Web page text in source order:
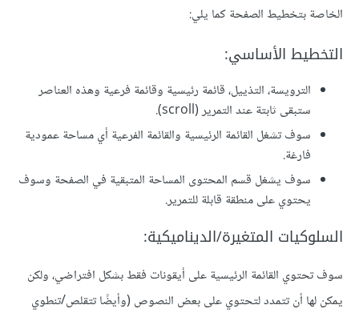
الخاصة بتخطيط الصفحة كما يلي:
التخطيط الأساسي:
الترويسة، التذييل، قائمة رئيسية وقائمة فرعية وهذه العناصر
ستبقى ثابتة عند التمرير (scroll).
سوف تشغل القائمة الرئيسية والقائمة الفرعية أي مساحة عمودية
فارغة.
سوف يشغل قسم المحتوى المساحة المتبقية في الصفحة وسوف
يحتوي على منطقة قابلة للتمرير.
السلوكيات المتغيرة/الديناميكية:
سوف تحتوي القائمة الرئيسية على أيقونات فقط بشكل افتراضي، ولكن
يمكن لها أن تتمدد لتحتوي على بعض النصوص (وأيضًا تتقلص/تنطوي